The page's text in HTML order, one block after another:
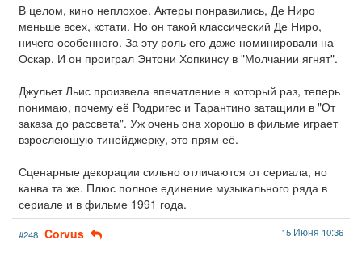
В целом, кино неплохое. Актеры понравились, Де Ниро
меньше всех, кстати. Но он такой классический Де Ниро,
ничего особенного. За эту роль его даже номинировали на
Оскар. И он проиграл Энтони Хопкинсу в "Молчании ягнят".
Джульет Льис произвела впечатление в который раз, теперь
понимаю, почему её Родригес и Тарантино затащили в "От
заказа до рассвета". Уж очень она хорошо в фильме играет
взрослеющую тинейджерку, это прям её.
Сценарные декорации сильно отличаются от сериала, но
канва та же. Плюс полное единение музыкального ряда в
сериале и в фильме 1991 года.
#248 Corvus 15 Июня 10:36